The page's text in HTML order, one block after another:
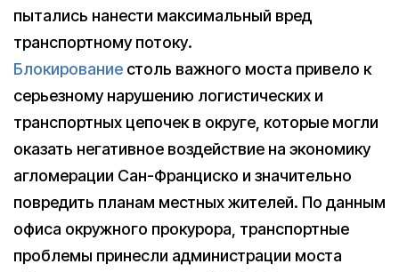
пытались нанести максимальный вред
транспортному потоку.
Блокирование столь важного моста привело к
серьезному нарушению логистических и
транспортных цепочек в округе, которые могли
оказать негативное воздействие на экономику
агломерации Сан-Франциско и значительно
повредить планам местных жителей. По данным
офиса окружного прокурора, транспортные
проблемы принесли администрации моста